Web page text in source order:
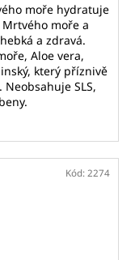
moře hydratuje
moře a
a zdravá.
Aloe vera,
který příznivě
SLS,
Kód: 2274